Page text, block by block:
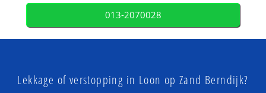
013-2070028
Lekkage of verstopping in Loon op Zand Berndijk?